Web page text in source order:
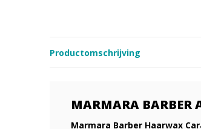
Productomschrijving
MARMARA
Marmara Barber Haarwax